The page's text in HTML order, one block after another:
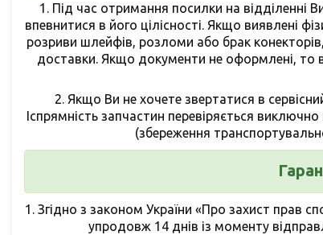
1.Під час отримання посилки на відділенні
впевнитися в його цілісності. Якщо виявлені
розриви шлейфів, розломи або брак
доставки. Якщо документи не оформлені, то
2. Якщо Ви не хочете звертатися в
Іспрямність запчастин перевіряється
(збереження
1.Згідно з законом України «Про захист прав
упродовж 14 днів із моменту